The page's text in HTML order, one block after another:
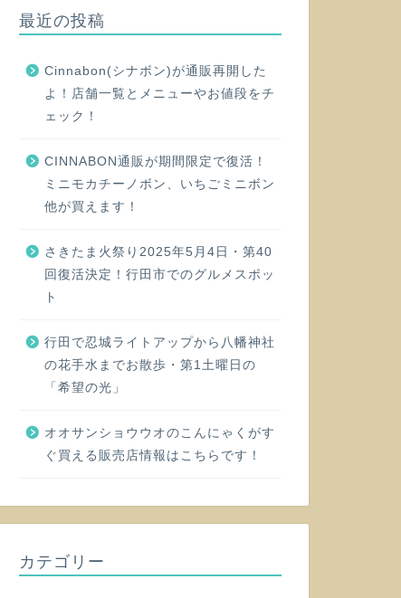
最近の投稿
Cinnabon(シナボン)が通販再開した
よ！店舗一覧とメニューやお値段をチ
ェック！
CINNABON通販が期間限定で復活！
ミニモカチーノボン、いちごミニボン
他が買えます！
さきたま火祭り2025年5月4日・第40
回復活決定！行田市でのグルメスポッ
ト
行田で忍城ライトアップから八幡神社
の花手水までお散歩・第1土曜日の
「希望の光」
オオサンショウウオのこんにゃくがす
ぐ買える販売店情報はこちらです！
カテゴリー